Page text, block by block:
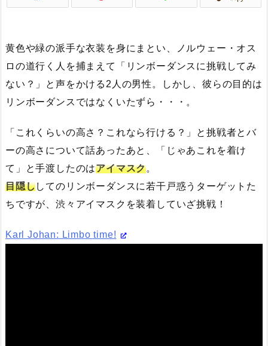
黄色や緑の派手な衣装を身にまとい、ノルウェー・オス
ロの道行く人を捕まえて「リンボーダンスに挑戦してみ
ない？」と声をかける2人の男性。しかし、彼らの目的は
リンボーダンスではなくいたずら・・・。
「これくらいの高さ？これなら行ける？」と挑戦者とバ
ーの高さについて話あったあと、「じゃあこれを着け
て」と手渡したのはアイマスク。
目隠ししてのリンボーダンスに若干戸惑うターゲットた
ちですが、渋々アイマスクを装着していざ挑戦！
Karl Johan: Limbo time!